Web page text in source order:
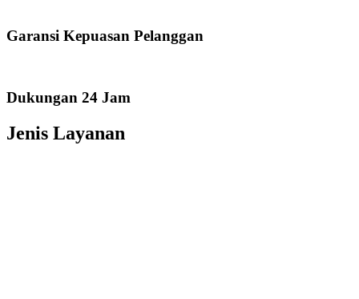
Garansi Kepuasan Pelanggan
Dukungan 24 Jam
Jenis Layanan